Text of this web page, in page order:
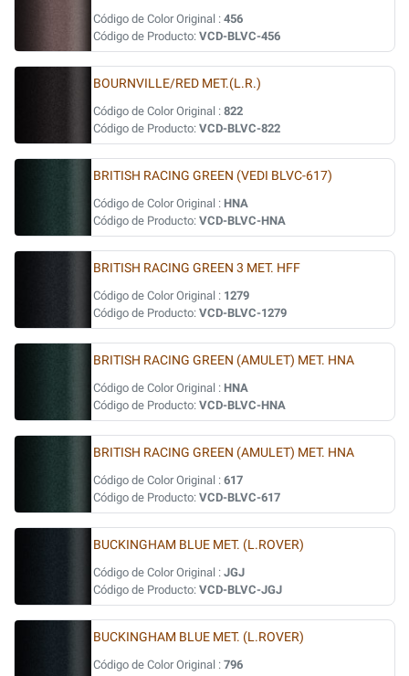
Código de Color Original : 456
Código de Producto: VCD-BLVC-456
BOURNVILLE/RED MET.(L.R.)
Código de Color Original : 822
Código de Producto: VCD-BLVC-822
BRITISH RACING GREEN (VEDI BLVC-617)
Código de Color Original : HNA
Código de Producto: VCD-BLVC-HNA
BRITISH RACING GREEN 3 MET. HFF
Código de Color Original : 1279
Código de Producto: VCD-BLVC-1279
BRITISH RACING GREEN (AMULET) MET. HNA
Código de Color Original : HNA
Código de Producto: VCD-BLVC-HNA
BRITISH RACING GREEN (AMULET) MET. HNA
Código de Color Original : 617
Código de Producto: VCD-BLVC-617
BUCKINGHAM BLUE MET. (L.ROVER)
Código de Color Original : JGJ
Código de Producto: VCD-BLVC-JGJ
BUCKINGHAM BLUE MET. (L.ROVER)
Código de Color Original : 796